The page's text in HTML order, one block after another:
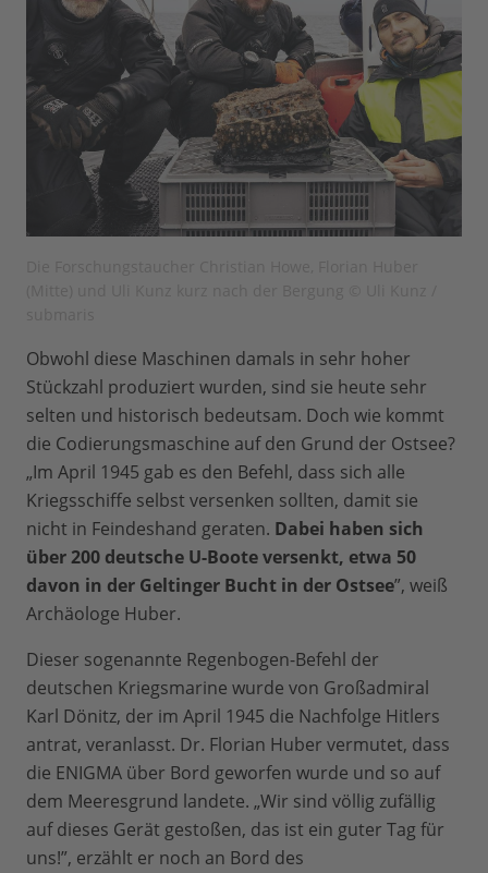
Obwohl diese Maschinen damals in sehr hoher
Stückzahl produziert wurden, sind sie heute sehr
selten und historisch bedeutsam. Doch wie kommt
die Codierungsmaschine auf den Grund der Ostsee?
„Im April 1945 gab es den Befehl, dass sich alle
Kriegsschiffe selbst versenken sollten, damit sie
nicht in Feindeshand geraten. Dabei haben sich
über 200 deutsche U-Boote versenkt, etwa 50
davon in der Geltinger Bucht in der Ostsee”, weiß
Archäologe Huber.
Dieser sogenannte Regenbogen-Befehl der
deutschen Kriegsmarine wurde von Großadmiral
Karl Dönitz, der im April 1945 die Nachfolge Hitlers
antrat, veranlasst. Dr. Florian Huber vermutet, dass
die ENIGMA über Bord geworfen wurde und so auf
dem Meeresgrund landete. „Wir sind völlig zufällig
auf dieses Gerät gestoßen, das ist ein guter Tag für
uns!”, erzählt er noch an Bord des